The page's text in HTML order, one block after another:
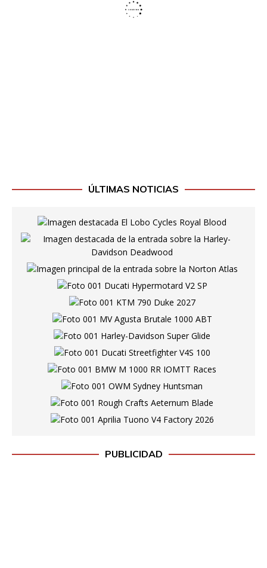
ÚLTIMAS NOTICIAS
PUBLICIDAD